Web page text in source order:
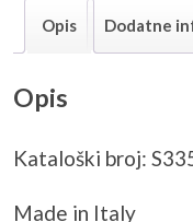
Opis Dodatne
Opis
Kataloški broj:
Made in Italy